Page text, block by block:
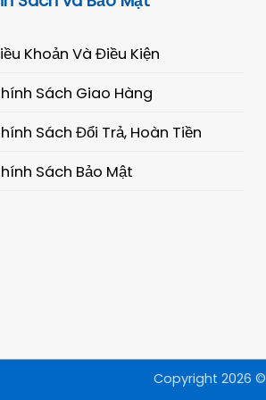
Khoản Và Điều Kiện
Sách Giao Hàng
Sách Đổi Trả, Hoàn Tiền
Sách Bảo Mật
Copyright 2026 ©